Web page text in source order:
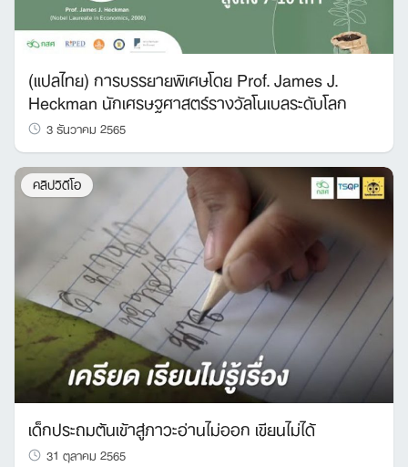
(แปลไทย) การบรรยายพิเศษโดย Prof. James J.
Heckman นักเศรษฐศาสตร์รางวัลโนเบลระดับโลก
3 ธันวาคม 2565
คลิปวิดีโอ
เด็กประถมต้นเข้าสู่ภาวะอ่านไม่ออก เขียนไม่ได้
31 ตุลาคม 2565